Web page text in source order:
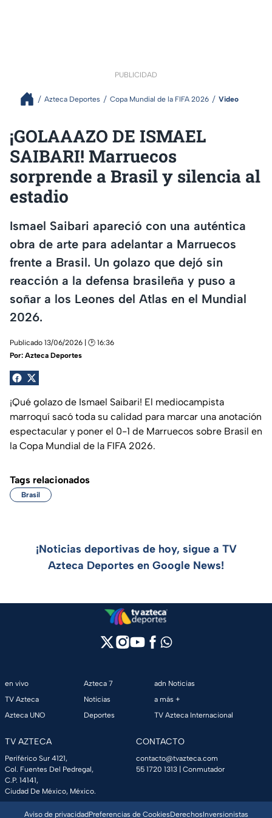
PUBLICIDAD
Azteca Deportes Copa Mundial de la FIFA 2026 Video
¡GOLAAAZO DE ISMAEL
SAIBARI! Marruecos
sorprende a Brasil y silencia al
estadio
Ismael Saibari apareció con una auténtica
obra de arte para adelantar a Marruecos
frente a Brasil. Un golazo que dejó sin
reacción a la defensa brasileña y puso a
soñar a los Leones del Atlas en el Mundial
2026.
Publicado 13/06/2026 | 🕑 16:36
Por: Azteca Deportes
¡Qué golazo de Ismael Saibari! El mediocampista
marroquí sacó toda su calidad para marcar una anotación
espectacular y poner el 0-1 de Marruecos sobre Brasil en
la Copa Mundial de la FIFA 2026.
Tags relacionados
Brasil
¡Noticias deportivas de hoy, sigue a TV
Azteca Deportes en Google News!
en vivo
TV Azteca
Azteca UNO
Azteca 7
Noticias
Deportes
adn Noticias
a más +
TV Azteca Internacional
TV AZTECA
Periférico Sur 4121,
Col. Fuentes Del Pedregal,
C.P. 14141,
Ciudad De México, México.
CONTACTO
contacto@tvazteca.com
55 1720 1313 | Conmutador
Aviso de privacidadPreferencias de CookiesDerechosInversionistas